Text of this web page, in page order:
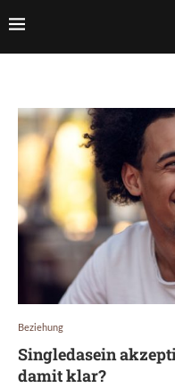
Beziehung
Singledasein
damit klar?